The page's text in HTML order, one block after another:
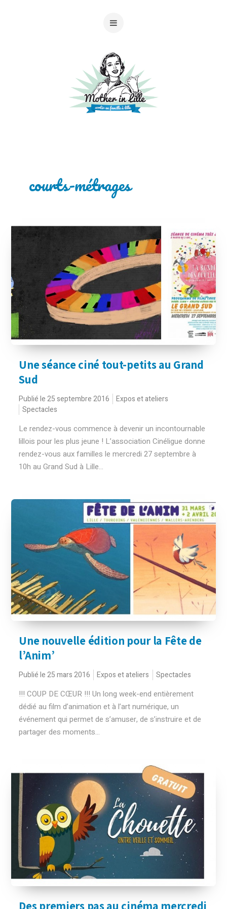
courts-métrages
Une séance ciné tout-petits au Grand
Sud
Publié le 25 septembre 2016
Expos et ateliers
Spectacles
Le rendez-vous commence à devenir un incontournable
lillois pour les plus jeune ! L’association Cinéligue donne
rendez-vous aux familles le mercredi 27 septembre à
10h au Grand Sud à Lille...
Une nouvelle édition pour la Fête de
l’Anim’
Publié le 25 mars 2016 Expos et ateliers Spectacles
!!! COUP DE CŒUR !!! Un long week-end entièrement
dédié au film d’animation et à l’art numérique, un
événement qui permet de s’amuser, de s’instruire et de
partager des moments...
Des premiers pas au cinéma mercredi